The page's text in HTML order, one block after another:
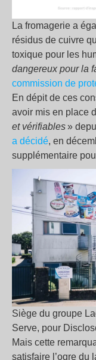
La fromagerie a
résidus de cuivre
toxique pour les
dangereux pour la
commission de
En dépit de ces
avoir mis en place
et vérifiables»
a décidé, en
supplémentaire
Siège du groupe
Serve, pour
Mais cette
satisfaire l’ogre du